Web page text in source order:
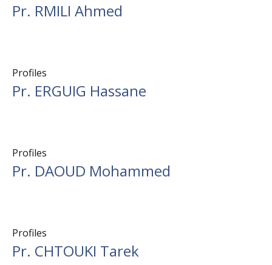
Pr. RMILI Ahmed
Profiles
Pr. ERGUIG Hassane
Profiles
Pr. DAOUD Mohammed
Profiles
Pr. CHTOUKI Tarek